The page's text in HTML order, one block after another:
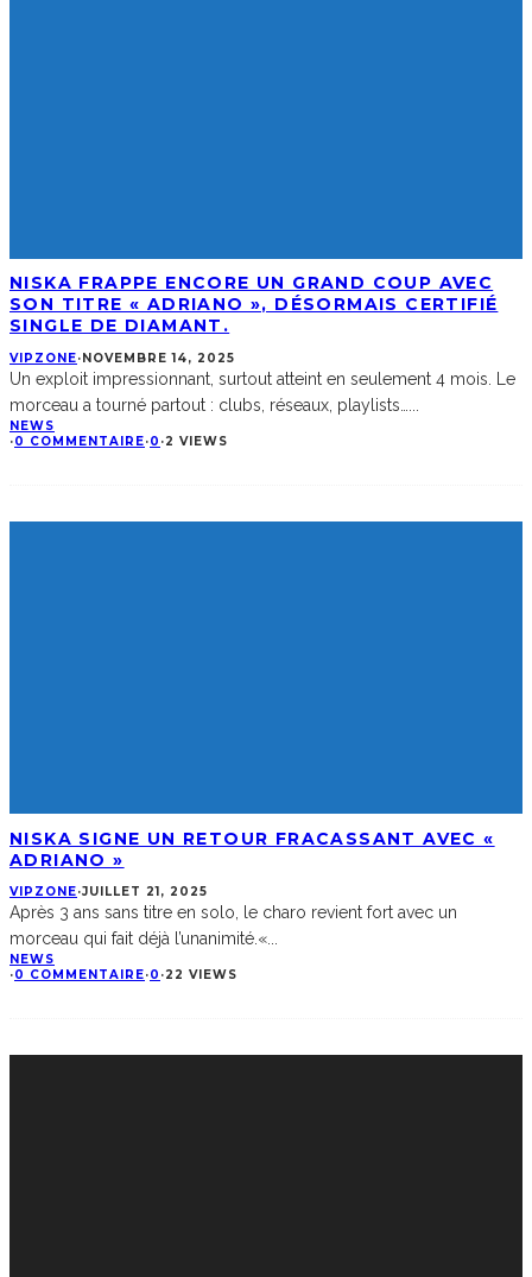
NISKA FRAPPE ENCORE UN GRAND COUP AVEC
SON TITRE « ADRIANO », DÉSORMAIS CERTIFIÉ
SINGLE DE DIAMANT.
VIPZONE· NOVEMBRE 14, 2025
Un exploit impressionnant, surtout atteint en seulement 4 mois. Le
morceau a tourné partout : clubs, réseaux, playlists…
NEWS
·0 COMMENTAIRE·0 ·2 VIEWS
NISKA SIGNE UN RETOUR FRACASSANT AVEC «
ADRIANO »
VIPZONE·JUILLET 21, 2025
Après 3 ans sans titre en solo, le charo revient fort avec un
morceau qui fait déjà l’unanimité.«...
NEWS
·0 COMMENTAIRE·0 ·22 VIEWS